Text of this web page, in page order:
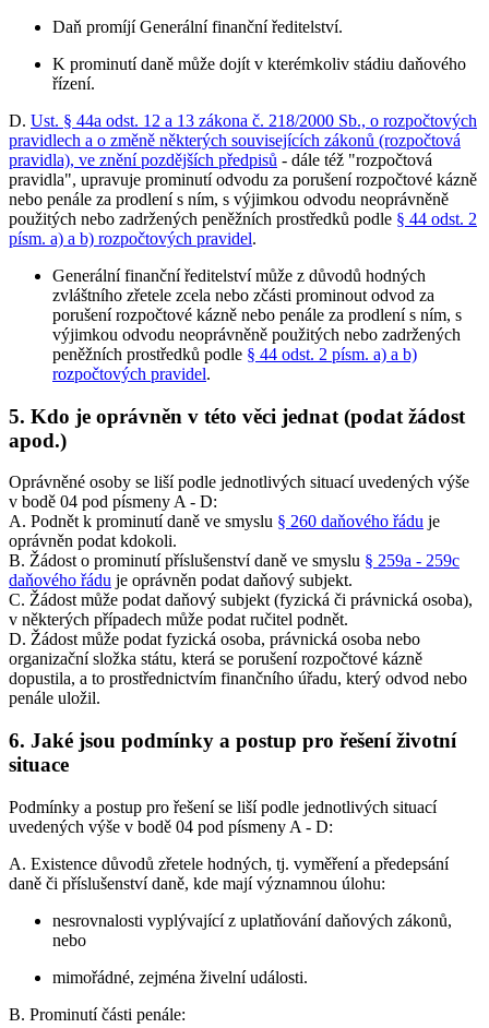
Daň promíjí Generální finanční ředitelství.
K prominutí daně může dojít v kterémkoliv stádiu daňového
řízení.
D. Ust. § 44a odst. 12 a 13 zákona č. 218/2000 Sb., o rozpočtových
pravidlech a o změně některých souvisejících zákonů (rozpočtová
pravidla), ve znění pozdějších předpisů - dále též "rozpočtová
pravidla", upravuje prominutí odvodu za porušení rozpočtové kázně
nebo penále za prodlení s ním, s výjimkou odvodu neoprávněně
použitých nebo zadržených peněžních prostředků podle § 44 odst. 2
písm. a) a b) rozpočtových pravidel.
Generální finanční ředitelství může z důvodů hodných
zvláštního zřetele zcela nebo zčásti prominout odvod za
porušení rozpočtové kázně nebo penále za prodlení s ním, s
výjimkou odvodu neoprávněně použitých nebo zadržených
peněžních prostředků podle § 44 odst. 2 písm. a) a b)
rozpočtových pravidel.
5. Kdo je oprávněn v této věci jednat (podat žádost
apod.)
Oprávněné osoby se liší podle jednotlivých situací uvedených výše
v bodě 04 pod písmeny A - D:
A. Podnět k prominutí daně ve smyslu § 260 daňového řádu je
oprávněn podat kdokoli.
B. Žádost o prominutí příslušenství daně ve smyslu § 259a - 259c
daňového řádu je oprávněn podat daňový subjekt.
C. Žádost může podat daňový subjekt (fyzická či právnická osoba),
v některých případech může podat ručitel podnět.
D. Žádost může podat fyzická osoba, právnická osoba nebo
organizační složka státu, která se porušení rozpočtové kázně
dopustila, a to prostřednictvím finančního úřadu, který odvod nebo
penále uložil.
6. Jaké jsou podmínky a postup pro řešení životní
situace
Podmínky a postup pro řešení se liší podle jednotlivých situací
uvedených výše v bodě 04 pod písmeny A - D:
A. Existence důvodů zřetele hodných, tj. vyměření a předepsání
daně či příslušenství daně, kde mají významnou úlohu:
nesrovnalosti vyplývající z uplatňování daňových zákonů,
nebo
mimořádné, zejména živelní události.
B. Prominutí části penále: